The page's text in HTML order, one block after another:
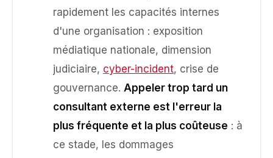
rapidement les capacités internes
d'une organisation : exposition
médiatique nationale, dimension
judiciaire, cyber-incident, crise de
gouvernance. Appeler trop tard un
consultant externe est l'erreur la
plus fréquente et la plus coûteuse : à
ce stade, les dommages